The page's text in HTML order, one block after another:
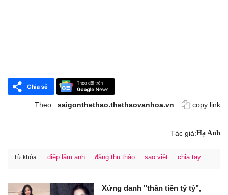
Theo: saigonthethao.thethaovanhoa.vn copy link
Tác giả:Hạ Anh
Từ khóa: diệp lâm anh đặng thu thảo sao việt chia tay
Xứng danh "thần tiên tỷ tỷ",